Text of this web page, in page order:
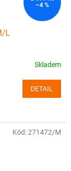
–4 %
L
Skladem
DETAIL
Kód:271472/M